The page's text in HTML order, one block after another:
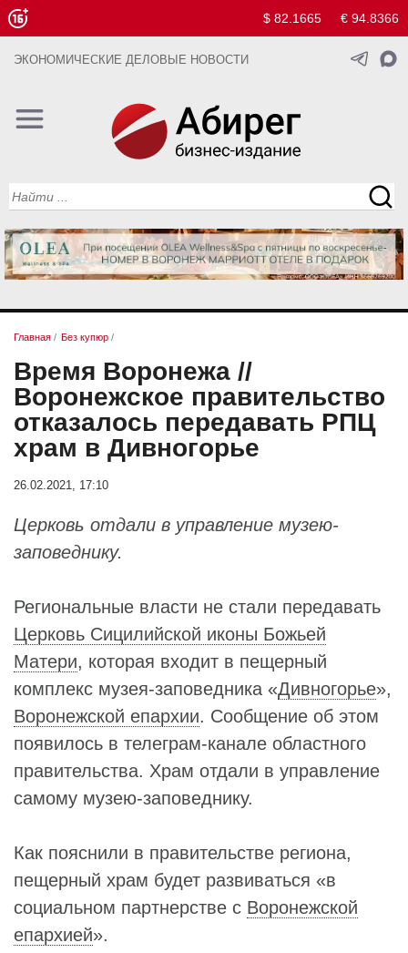
$ 82.1665 € 94.8366
ЭКОНОМИЧЕСКИЕ ДЕЛОВЫЕ НОВОСТИ
Главная / Без купюр /
Время Воронежа //
Воронежское правительство
отказалось передавать РПЦ
храм в Дивногорье
26.02.2021, 17:10
Церковь отдали в управление музею-
заповеднику.
Региональные власти не стали передавать
Церковь Сицилийской иконы Божьей
Матери, которая входит в пещерный
комплекс музея-заповедника «Дивногорье»,
Воронежской епархии. Сообщение об этом
появилось в телеграм-канале областного
правительства. Храм отдали в управление
самому музею-заповеднику.
Как пояснили в правительстве региона,
пещерный храм будет развиваться «в
социальном партнерстве с Воронежской
епархией».